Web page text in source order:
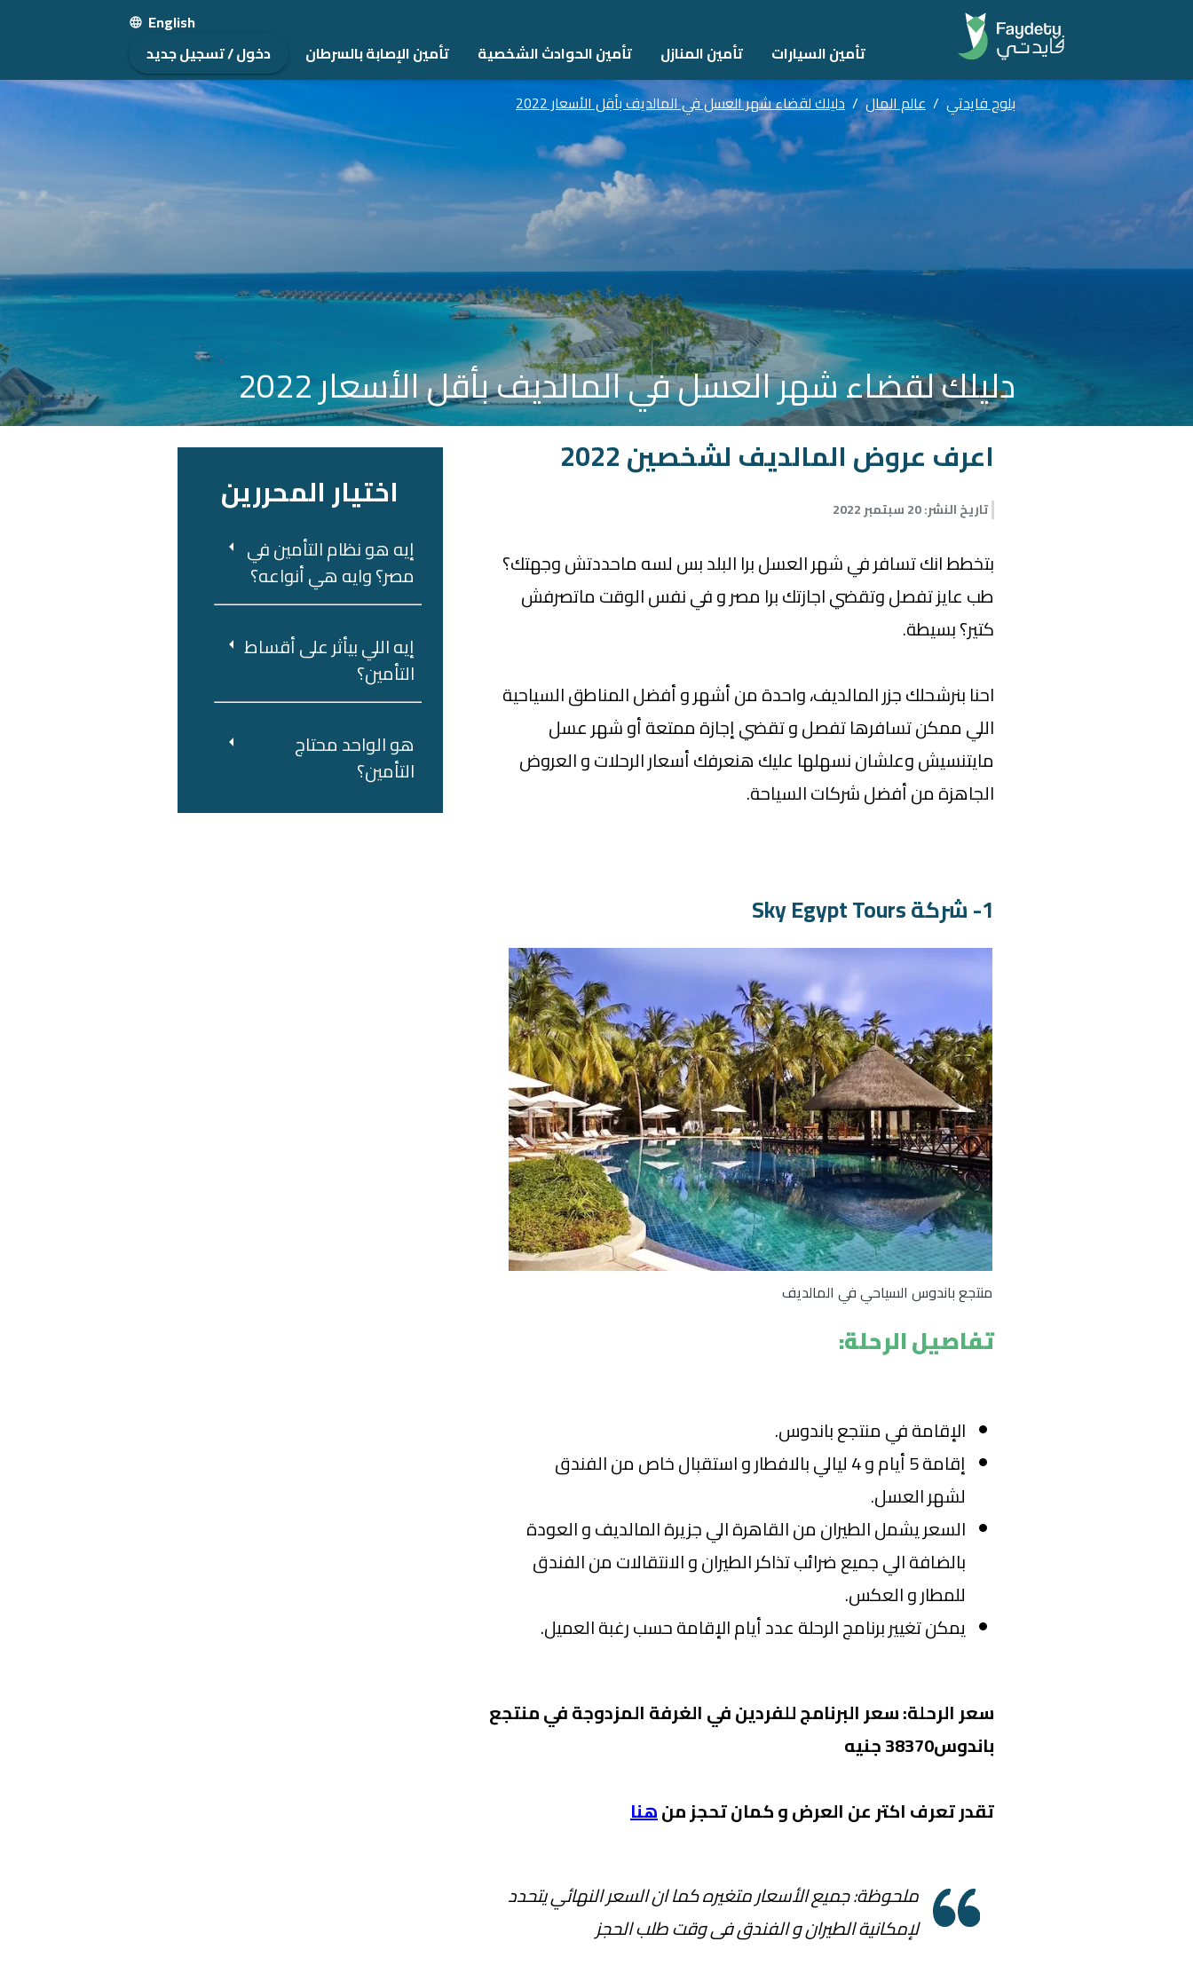
English
تأمين السيارات
تأمين المنازل تأمين الحوادث الشخصية تأمين اﻹصابة بالسرطان
دخول / تسجيل جديد
بلوج فايدتي / عالم المال / دليلك لقضاء شهر العسل في المالديف بأقل الأسعار 2022
دليلك لقضاء شهر العسل في المالديف بأقل الأسعار 2022
اعرف عروض المالديف لشخصين 2022
تاريخ النشر:20 سبتمبر 2022
بتخطط انك تسافر في شهر العسل برا البلد بس لسه ماحددتش وجهتك؟
طب عايز تفصل وتقضي اجازتك برا مصر و في نفس الوقت ماتصرفش
كتير؟ بسيطة.
احنا بنرشحلك جزر المالديف، واحدة من أشهر و أفضل المناطق السياحية
اللي ممكن تسافرها تفصل و تقضي إجازة ممتعة أو شهر عسل
مايتنسيش وعلشان نسهلها عليك هنعرفك أسعار الرحلات و العروض
الجاهزة من أفضل شركات السياحة.
1- شركة Sky Egypt Tours
منتجع باندوس السياحي في المالديف
تفاصيل الرحلة:
الإقامة في منتجع باندوس.
إقامة 5 أيام و 4 ليالي بالافطار و استقبال خاص من الفندق
لشهر العسل.
السعر يشمل الطيران من القاهرة الي جزيرة المالديف و العودة
بالضافة الي جميع ضرائب تذاكر الطيران و الانتقالات من الفندق
للمطار و العكس.
يمكن تغيير برنامج الرحلة عدد أيام الإقامة حسب رغبة العميل.
سعر الرحلة: سعر البرنامج للفردين في الغرفة المزدوجة في منتجع
باندوس38370 جنيه
تقدر تعرف اكتر عن العرض و كمان تحجز منهنا
ملحوظة:جميع الأسعار متغيره كما ان السعر النهائي يتحدد
لإمكانية الطيران و الفندق فى وقت طلب الحجز
اختيار المحررين
إيه هو نظام التأمين في
مصر؟ وايه هي أنواعه؟
إيه اللي بيأثر على أقساط
التأمين؟
هو‌ ‌الواحد‌ ‌محتاج‌
‌التأمين؟‌ ‌